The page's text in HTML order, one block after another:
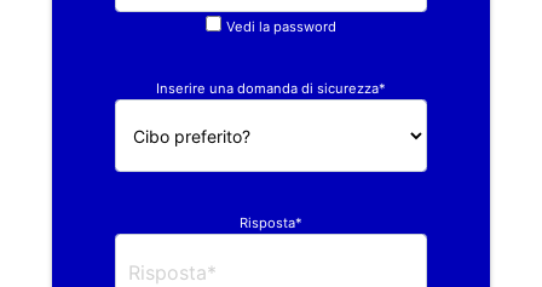
Vedi la password
Inserire una domanda di sicurezza*
Risposta*